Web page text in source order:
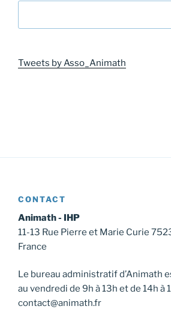
Tweets by Asso_Animath
CONTACT
Animath - IHP
11-13 Rue Pierre et Marie Curie
France
Le bureau administratif d’Animath
au vendredi de 9h à 13h et de 14h à
contact@animath.fr